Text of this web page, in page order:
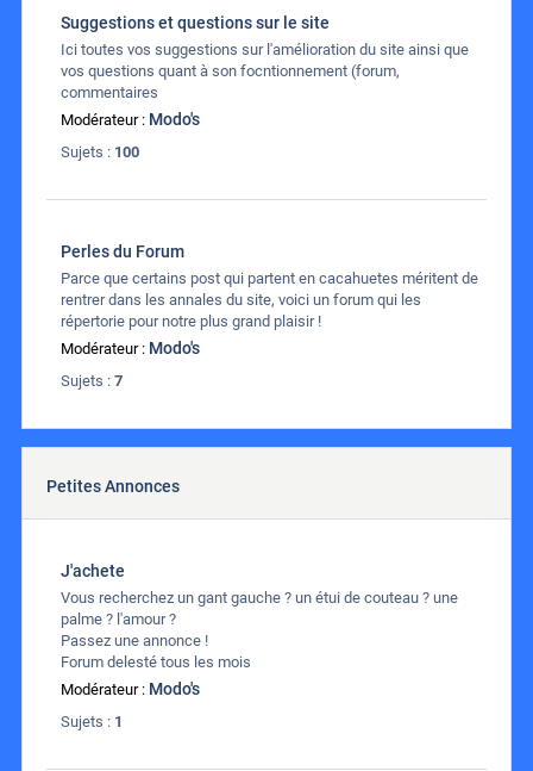
Suggestions et questions sur le site
Ici toutes vos suggestions sur l'amélioration du site ainsi que
vos questions quant à son focntionnement (forum,
commentaires
Modérateur : Modo's
Sujets : 100
Perles du Forum
Parce que certains post qui partent en cacahuetes méritent de
rentrer dans les annales du site, voici un forum qui les
répertorie pour notre plus grand plaisir !
Modérateur : Modo's
Sujets : 7
Petites Annonces
J'achete
Vous recherchez un gant gauche ? un étui de couteau ? une
palme ? l'amour ?
Passez une annonce !
Forum delesté tous les mois
Modérateur : Modo's
Sujets : 1